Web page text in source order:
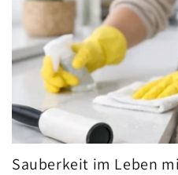
Sauberkeit im Leben